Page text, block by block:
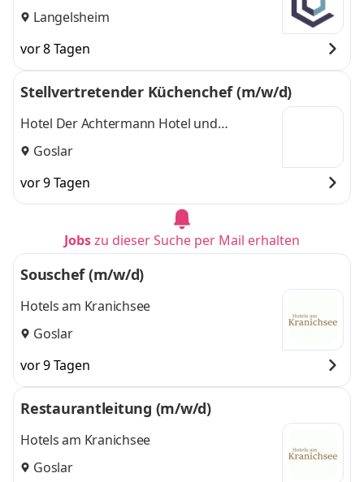
Langelsheim
vor 8 Tagen
Stellvertretender Küchenchef (m/w/d)
Hotel Der Achtermann Hotel und
Tagungszentrum Goslar
Goslar
vor 9 Tagen
Jobszu dieser Suche per Mail erhalten
Souschef (m/w/d)
Hotels am Kranichsee
Goslar
vor 9 Tagen
Restaurantleitung (m/w/d)
Hotels am Kranichsee
Goslar